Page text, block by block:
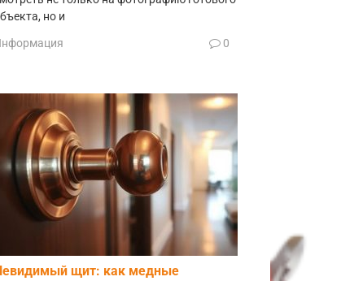
но и
0
щит: как медные